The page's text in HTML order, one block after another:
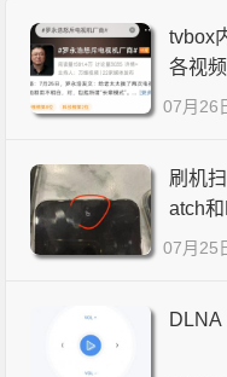
tvbox
各视
07月26
刷机
atch
07月25